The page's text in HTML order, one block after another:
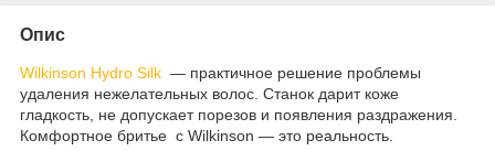
Опис
Wilkinson Hydro Silk — практичное решение проблемы
удаления нежелательных волос. Станок дарит коже
гладкость, не допускает порезов и появления раздражения.
Комфортное бритье с Wilkinson — это реальность.